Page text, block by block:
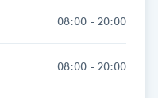
08:00 - 20:00
08:00 - 20:00